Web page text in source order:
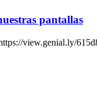
pantallas
view.genial.ly/